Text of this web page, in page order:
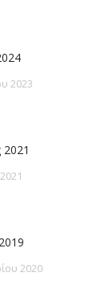
2023
2021
2020